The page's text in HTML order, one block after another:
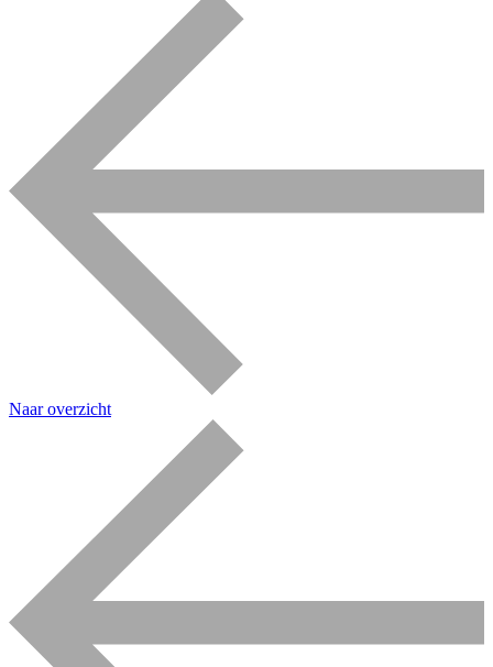
Naar overzicht